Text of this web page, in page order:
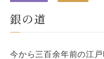
銀の道
今から三百余年前の江